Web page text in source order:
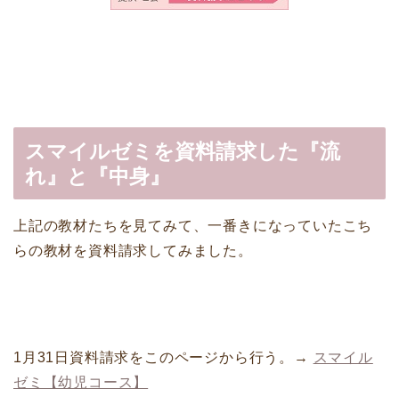
スマイルゼミを資料請求した『流
れ』と『中身』
上記の教材たちを見てみて、一番きになっていたこち
らの教材を資料請求してみました。
1月31日資料請求をこのページから行う。→
スマイル
ゼミ【幼児コース】